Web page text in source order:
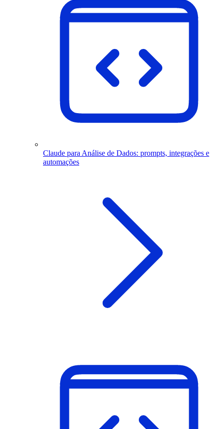
Claude para Análise de Dados: prompts, integrações e
automações